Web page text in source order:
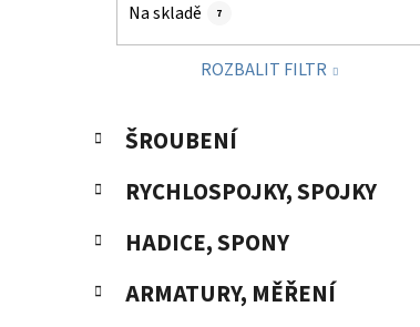
l
Na skladě 7
ROZBALIT FILTR
Přeskočit
kategorie
K
a
t
e
o
i
ŠROUBENÍ
RYCHLOSPOJKY, SPOJKY
HADICE, SPONY
ARMATURY, MĚŘENÍ